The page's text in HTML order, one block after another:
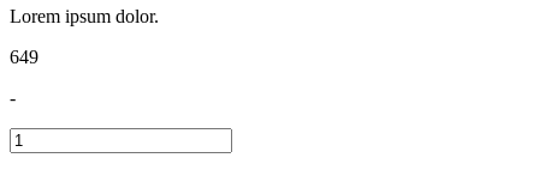
Lorem ipsum dolor.
649
-